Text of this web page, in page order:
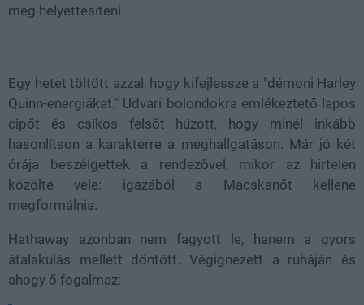
meg helyettesíteni.
Egy hetet töltött azzal, hogy kifejlessze a "démoni Harley
Quinn-energiákat." Udvari bolondokra emlékeztető lapos
cipőt és csíkos felsőt húzott, hogy minél inkább
hasonlítson a karakterre a meghallgatáson. Már jó két
órája beszélgettek a rendezővel, mikor az hirtelen
közölte vele: igazából a Macskanőt kellene
megformálnia.
Hathaway azonban nem fagyott le, hanem a gyors
átalakulás mellett döntött. Végignézett a ruháján és
ahogy ő fogalmaz: